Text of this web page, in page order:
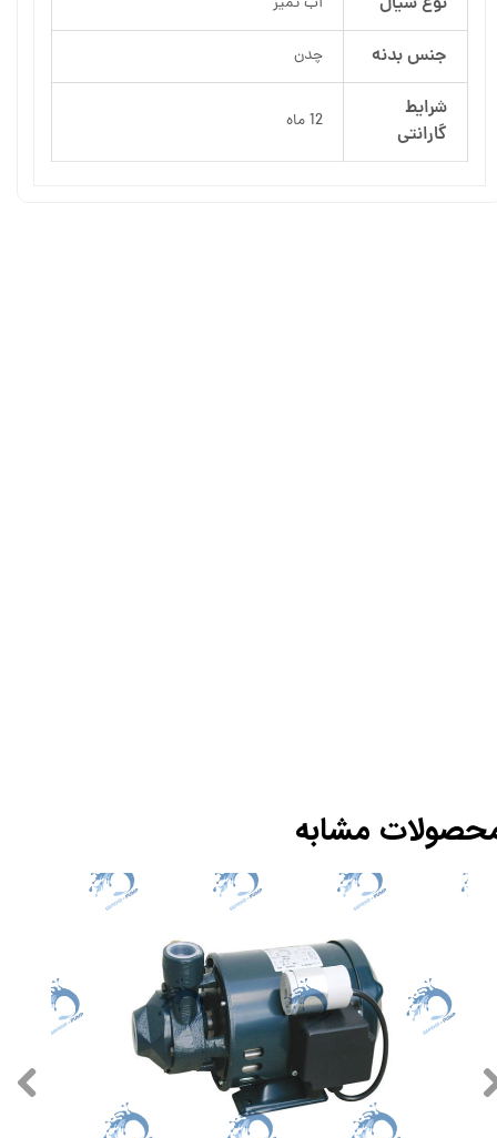
جنس بدنه چدن
شرایط
گارانتی
12 ماه
مشابه